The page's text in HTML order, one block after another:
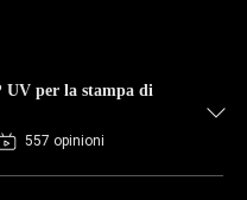
UV per la stampa di
557 opinioni